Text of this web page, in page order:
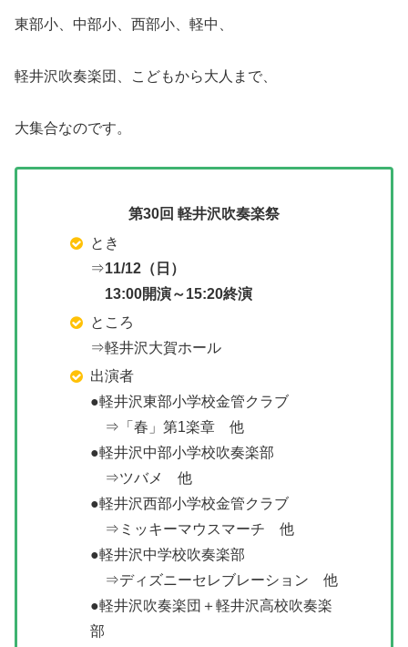
東部小、中部小、西部小、軽中、
軽井沢吹奏楽団、こどもから大人まで、
大集合なのです。
第30回 軽井沢吹奏楽祭
とき
⇒11/12（日）
13:00開演～15:20終演
ところ
⇒軽井沢大賀ホール
出演者
●軽井沢東部小学校金管クラブ
⇒「春」第1楽章 他
●軽井沢中部小学校吹奏楽部
⇒ツバメ 他
●軽井沢西部小学校金管クラブ
⇒ミッキーマウスマーチ 他
●軽井沢中学校吹奏楽部
⇒ディズニーセレブレーション 他
●軽井沢吹奏楽団＋軽井沢高校吹奏楽
部